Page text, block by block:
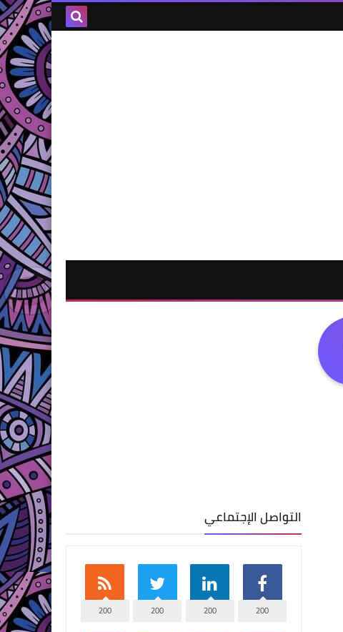
التواصل الإجتماعي
200
200
200
200